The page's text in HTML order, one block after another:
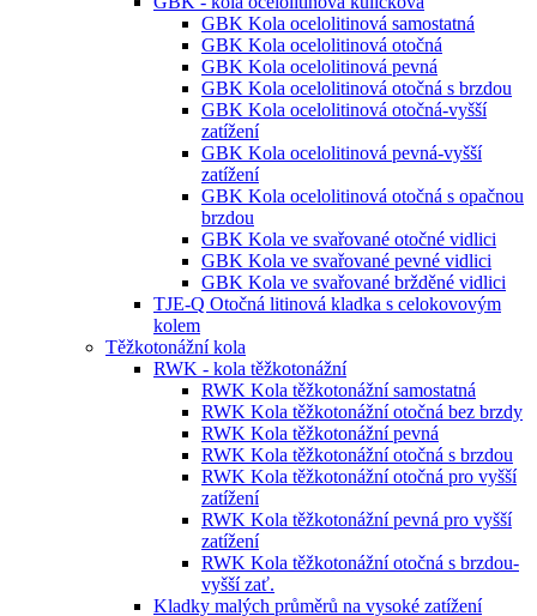
GBK Kola ocelolitinová samostatná
GBK Kola ocelolitinová otočná
GBK Kola ocelolitinová pevná
GBK Kola ocelolitinová otočná s brzdou
GBK Kola ocelolitinová otočná-vyšší
zatížení
GBK Kola ocelolitinová pevná-vyšší
zatížení
GBK Kola ocelolitinová otočná s opačnou
brzdou
GBK Kola ve svařované otočné vidlici
GBK Kola ve svařované pevné vidlici
GBK Kola ve svařované bržděné vidlici
TJE-Q Otočná litinová kladka s celokovovým
kolem
Těžkotonážní kola
RWK - kola těžkotonážní
RWK Kola těžkotonážní samostatná
RWK Kola těžkotonážní otočná bez brzdy
RWK Kola těžkotonážní pevná
RWK Kola těžkotonážní otočná s brzdou
RWK Kola těžkotonážní otočná pro vyšší
zatížení
RWK Kola těžkotonážní pevná pro vyšší
zatížení
RWK Kola těžkotonážní otočná s brzdou-
vyšší zať.
Kladky malých průměrů na vysoké zatížení